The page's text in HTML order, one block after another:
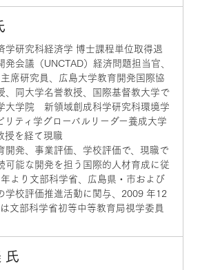
学研究科経済学 博士課程単位取得退
会議（UNCTAD）経済問題担当官、
席研究員、広島大学教育開発国際協
、同大学名誉教授、国際基督教大学で
大学院 新領域創成科学研究科環境学
ティ学グローバルリーダー養成大学
授を経て現職
開発、事業評価、学校評価で、現職で
可能な開発を担う国際的人材育成に従
より文部科学省、広島県・市および
学校評価推進活動に関与、2009 年12
文部科学省初等中等教育局視学委員